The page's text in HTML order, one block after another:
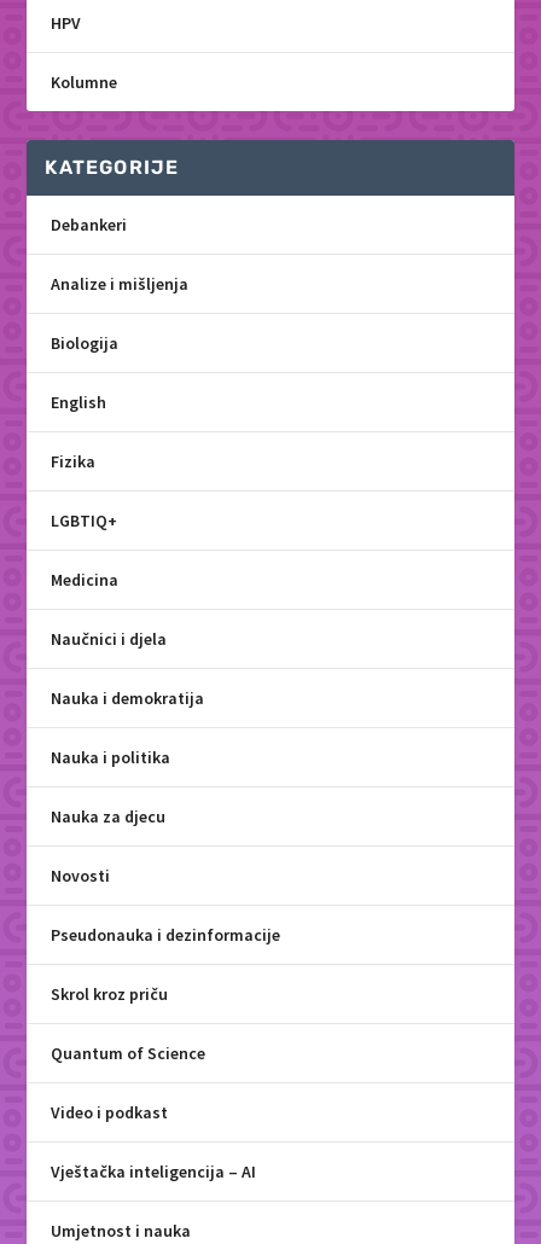
HPV
Kolumne
KATEGORIJE
Debankeri
Analize i mišljenja
Biologija
English
Fizika
LGBTIQ+
Medicina
Naučnici i djela
Nauka i demokratija
Nauka i politika
Nauka za djecu
Novosti
Pseudonauka i dezinformacije
Skrol kroz priču
Quantum of Science
Video i podkast
Vještačka inteligencija – AI
Umjetnost i nauka